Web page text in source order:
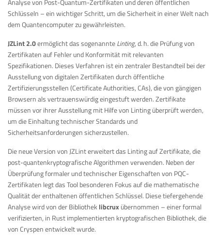
Analyse von Post-Quantum-Zertifikaten und deren öffentlichen
Schlüsseln – ein wichtiger Schritt, um die Sicherheit in einer Welt nach
dem Quantencomputer zu gewährleisten.
JZLint 2.0ermöglicht das sogenannteLinting, d. h. die Prüfung von
Zertifikaten auf Fehler und Konformität mit relevanten
Spezifikationen. Dieses Verfahren ist ein zentraler Bestandteil bei der
Ausstellung von digitalen Zertifikaten durch öffentliche
Zertifizierungsstellen (Certificate Authorities, CAs), die von gängigen
Browsern als vertrauenswürdig eingestuft werden. Zertifikate
müssen vor ihrer Ausstellung mit Hilfe von Linting überprüft werden,
um die Einhaltung technischer Standards und
Sicherheitsanforderungen sicherzustellen.
Die neue Version von JZLint erweitert das Linting auf Zertifikate, die
post-quantenkryptografische Algorithmen verwenden. Neben der
Überprüfung formaler und technischer Eigenschaften von PQC-
Zertifikaten legt das Tool besonderen Fokus auf die mathematische
Qualität der enthaltenen öffentlichen Schlüssel. Diese tiefergehende
Analyse wird von der Bibliotheklibcruxübernommen – einer formal
verifizierten, in Rust implementierten kryptografischen Bibliothek, die
von Cryspen entwickelt wurde.